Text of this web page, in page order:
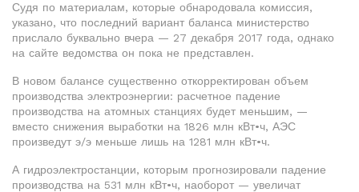
Судя по материалам, которые обнародовала комиссия,
указано, что последний вариант баланса министерство
прислало буквально вчера — 27 декабря 2017 года, однако
на сайте ведомства он пока не представлен.
В новом балансе существенно откорректирован объем
производства электроэнергии: расчетное падение
производства на атомных станциях будет меньшим, —
вместо снижения выработки на 1826 млн кВт•ч, АЭС
произведут э/э меньше лишь на 1281 млн кВт•ч.
А гидроэлектростанции, которым прогнозировали падение
производства на 531 млн кВт•ч, наоборот — увеличат